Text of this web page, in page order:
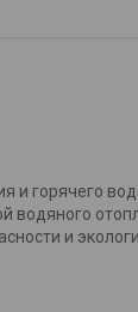
и горячего
и